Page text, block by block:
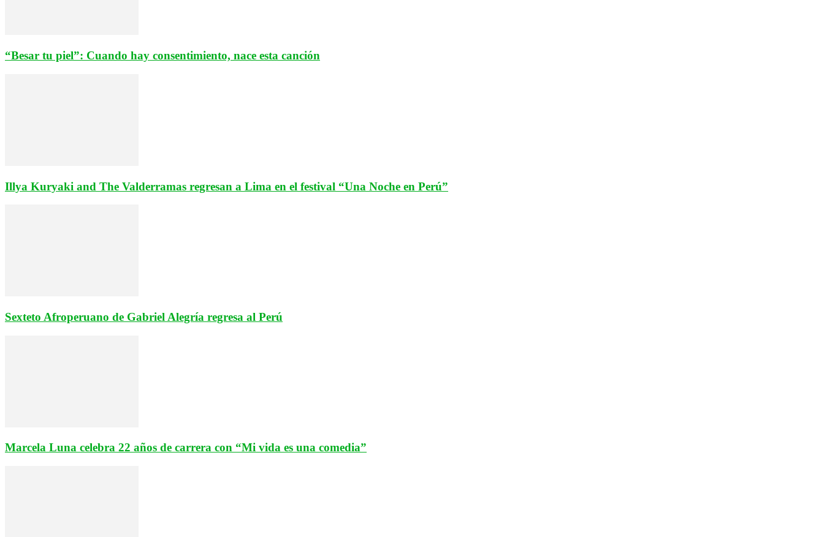
“Besar tu piel”: Cuando hay consentimiento, nace esta canción
Illya Kuryaki and The Valderramas regresan a Lima en el festival “Una Noche en Perú”
Sexteto Afroperuano de Gabriel Alegría regresa al Perú
Marcela Luna celebra 22 años de carrera con “Mi vida es una comedia”